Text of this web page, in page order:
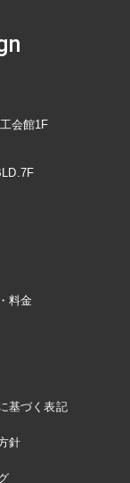
会館1F
料金
基づく表記
針